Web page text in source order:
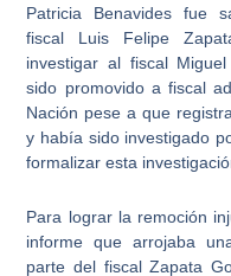
Patricia Benavides fue
fiscal Luis Felipe
investigar al fiscal
sido promovido a fiscal
Nación pese a que
y había sido investigado
formalizar esta
Para lograr la remoción
informe que arrojaba
parte del fiscal Zapata